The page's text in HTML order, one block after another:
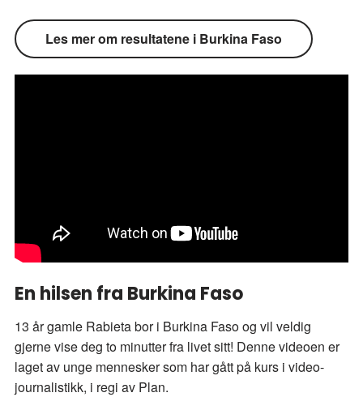
Les mer om resultatene i Burkina Faso
En hilsen fra Burkina Faso
13 år gamle Rabieta bor i Burkina Faso og vil veldig
gjerne vise deg to minutter fra livet sitt! Denne videoen er
laget av unge mennesker som har gått på kurs i video-
journalistikk, i regi av Plan.